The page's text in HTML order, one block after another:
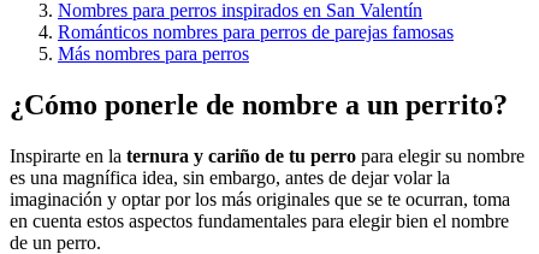
Nombres para perros inspirados en San Valentín
Románticos nombres para perros de parejas famosas
Más nombres para perros
¿Cómo ponerle de nombre a un perrito?
Inspirarte en la ternura y cariño de tu perro para elegir su nombre
es una magnífica idea, sin embargo, antes de dejar volar la
imaginación y optar por los más originales que se te ocurran, toma
en cuenta estos aspectos fundamentales para elegir bien el nombre
de un perro.